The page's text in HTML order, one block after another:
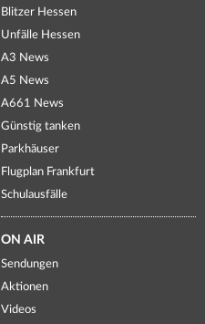
Blitzer Hessen
Unfälle Hessen
A3 News
A5 News
A661 News
Günstig tanken
Parkhäuser
Flugplan Frankfurt
Schulausfälle
ON AIR
Sendungen
Aktionen
Videos